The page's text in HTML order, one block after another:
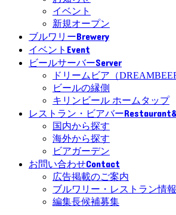
イベント
新規オープン
ブルワリーBrewery
イベント Event
ビールサーバーServer
ドリームビア（
ビールの縁側
キリンビール ホームタップ
レストラン・ビアバー
国内から探す
海外から探す
ビアガーデン
お問い合わせContact
広告掲載のご案内
ブルワリー・レストラン情
編集長候補募集